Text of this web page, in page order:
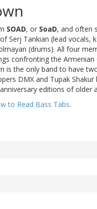
SOAD, or SoaD, and often
Serj Tankian (lead
(drums). All four
confronting the
is the only band to have
DMX and Tupak
editions of
to Read Bass Tabs.